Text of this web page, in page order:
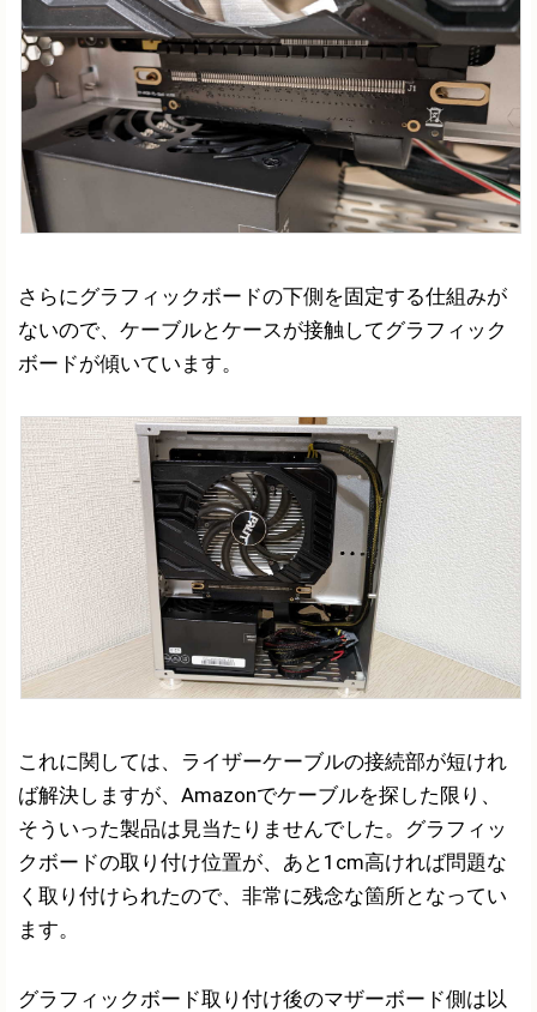
さらにグラフィックボードの下側を固定する仕組みが
ないので、ケーブルとケースが接触してグラフィック
ボードが傾いています。
これに関しては、ライザーケーブルの接続部が短けれ
ば解決しますが、Amazonでケーブルを探した限り、
そういった製品は見当たりませんでした。グラフィッ
クボードの取り付け位置が、あと1cm高ければ問題な
く取り付けられたので、非常に残念な箇所となってい
ます。
グラフィックボード取り付け後のマザーボード側は以